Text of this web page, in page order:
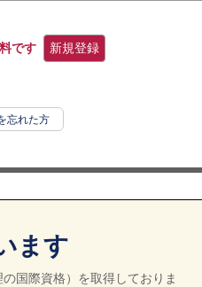
です 新規登録
忘れた方
ます
国際資格）を取得しておりま